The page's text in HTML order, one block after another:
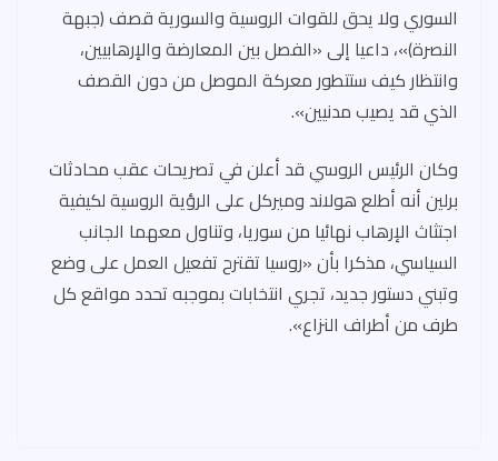
السوري ولا يحق للقوات الروسية والسورية قصف (جبهة
النصرة)»، داعيا إلى «الفصل بين المعارضة والإرهابيين،
وانتظار كيف ستتطور معركة الموصل من دون القصف
الذي قد يصيب مدنيين».
وكان الرئيس الروسي قد أعلن في تصريحات عقب محادثات
برلين أنه أطلع هولاند وميركل على الرؤية الروسية لكيفية
اجتثاث الإرهاب نهائيا من سوريا، وتناول معهما الجانب
السياسي، مذكرا بأن «روسيا تقترح تفعيل العمل على وضع
وتبني دستور جديد، تجري انتخابات بموجبه تحدد مواقع كل
طرف من أطراف النزاع».